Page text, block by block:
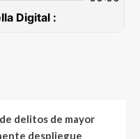
delitos de mayor
despliegue